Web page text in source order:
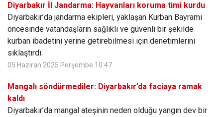
Diyarbakır İl Jandarma: Hayvanları koruma timi kurdu
Diyarbakır’da jandarma ekipleri, yaklaşan Kurban Bayramı
öncesinde vatandaşların sağlıklı ve güvenli bir şekilde
kurban ibadetini yerine getirebilmesi için denetimlerini
sıklaştırdı.
05 Haziran 2025 Perşembe 10:47
Mangalı söndürmediler: Diyarbakır’da faciaya ramak
kaldı
Diyarbakır’da mangal ateşinin neden olduğu yangın dev bir